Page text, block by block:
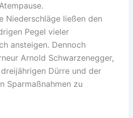
Niederschläge ließen den
Pegel vieler
ansteigen. Dennoch
Arnold Schwarzenegger,
Dürre und der
Sparmaßnahmen zu